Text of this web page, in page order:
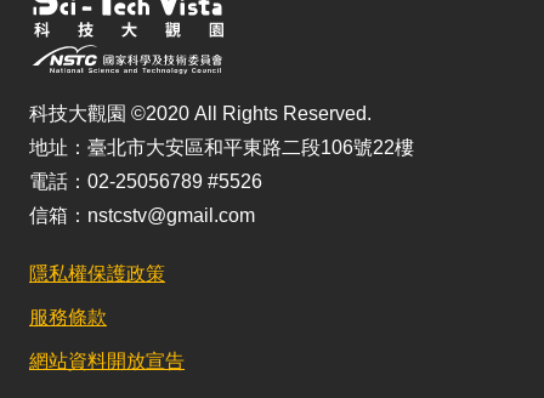
科技大觀園 ©2020 All Rights Reserved.
地址：臺北市大安區和平東路二段106號22樓
電話：02-25056789 #5526
信箱：nstcstv@gmail.com
隱私權保護政策
服務條款
網站資料開放宣告